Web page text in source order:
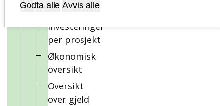
investering
Investeringer
per prosjekt
Økonomisk
oversikt
Oversikt
over gjeld
Godta alle Avvis alle